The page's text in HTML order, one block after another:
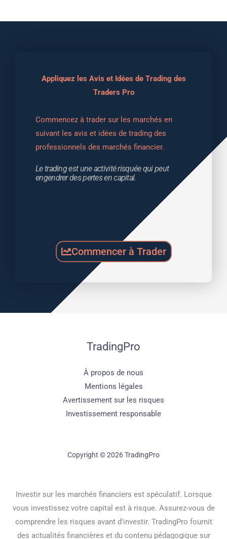
Appliquez les Avis et Idées de Trading des
Traders Pro
Commencez à trader sur les marchés en
suivant les avis et idées de trading des
professionnels des marchés financier.
Le trading est une activité risquée qui peut
engendrer des pertes en capital.
Commencer à Trader
TradingPro
À propos de nous
Mentions légales
Avertissement sur les risques
Investissement responsable
Copyright © 2026 TradingPro
Investir sur les marchés financiers est spéculatif. Lorsque
vous investissez votre capital est à risque. Assurez-vous de
comprendre les risques avant d'investir. TradingPro fournit
des actualités financières et du contenu pédagogique sur